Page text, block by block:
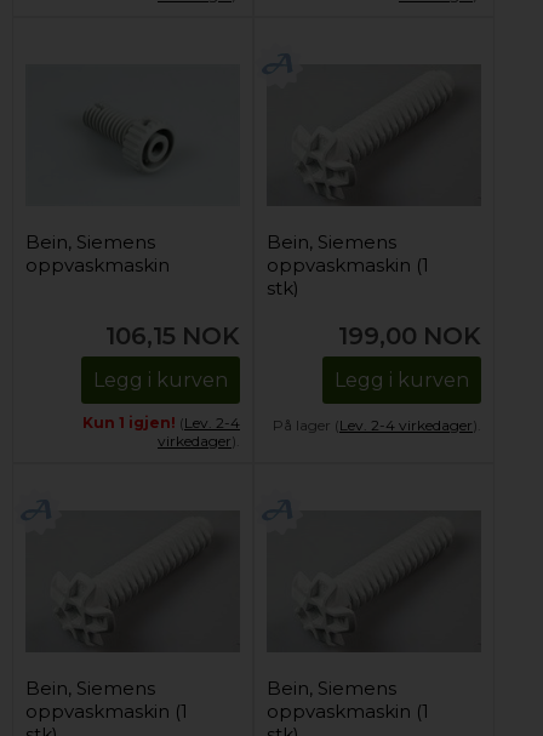
Bein, Siemens
oppvaskmaskin
106,15 NOK
Legg i kurven
Kun 1 igjen! (Lev. 2-4
virkedager).
Bein, Siemens
oppvaskmaskin (1
stk)
199,00 NOK
Legg i kurven
På lager (Lev. 2-4 virkedager).
Bein, Siemens
oppvaskmaskin (1
Bein, Siemens
oppvaskmaskin (1